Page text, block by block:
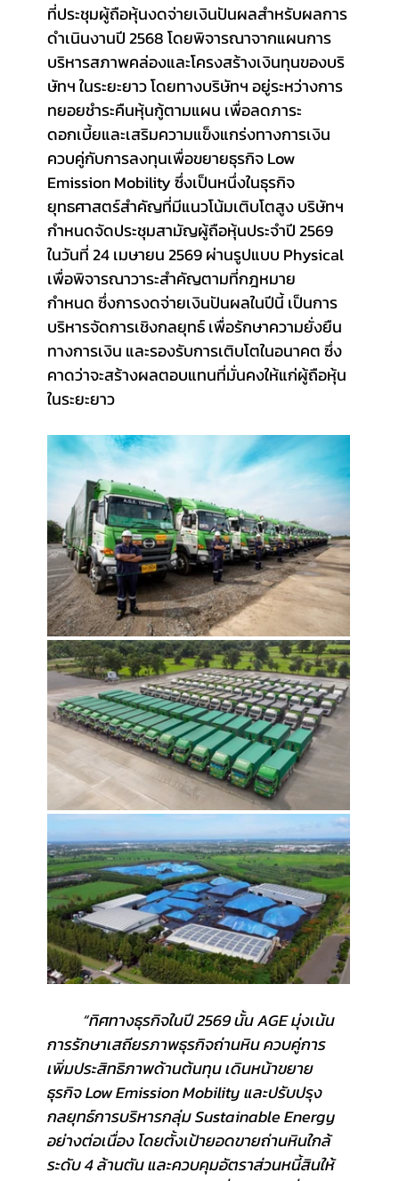
ที่ประชุมผู้ถือหุ้นงดจ่ายเงินปันผลสำหรับผลการ
ดำเนินงานปี 2568 โดยพิจารณาจากแผนการ
บริหารสภาพคล่องและโครงสร้างเงินทุนของบริ
ษัทฯ ในระยะยาว โดยทางบริษัทฯ อยู่ระหว่างการ
ทยอยชำระคืนหุ้นกู้ตามแผน เพื่อลดภาระ
ดอกเบี้ยและเสริมความแข็งแกร่งทางการเงิน
ควบคู่กับการลงทุนเพื่อขยายธุรกิจ Low
Emission Mobility ซึ่งเป็นหนึ่งในธุรกิจ
ยุทธศาสตร์สำคัญที่มีแนวโน้มเติบโตสูง บริษัทฯ
กำหนดจัดประชุมสามัญผู้ถือหุ้นประจำปี 2569
ในวันที่ 24 เมษายน 2569 ผ่านรูปแบบ Physical
เพื่อพิจารณาวาระสำคัญตามที่กฎหมาย
กำหนด ซึ่งการงดจ่ายเงินปันผลในปีนี้ เป็นการ
บริหารจัดการเชิงกลยุทธ์ เพื่อรักษาความยั่งยืน
ทางการเงิน และรองรับการเติบโตในอนาคต ซึ่ง
คาดว่าจะสร้างผลตอบแทนที่มั่นคงให้แก่ผู้ถือหุ้น
ในระยะยาว
การรักษาเสถียรภาพธุรกิจถ่านหิน ควบคู่การ
เพิ่มประสิทธิภาพด้านต้นทุน เดินหน้าขยาย
ธุรกิจ Low Emission Mobility และปรับปรุง
กลยุทธ์การบริหารกลุ่ม Sustainable Energy
อย่างต่อเนื่อง โดยตั้งเป้ายอดขายถ่านหินใกล้
ระดับ 4 ล้านตัน และควบคุมอัตราส่วนหนี้สินให้